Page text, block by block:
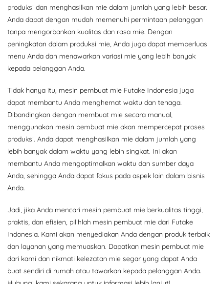
produksi dan menghasilkan mie dalam jumlah yang lebih besar.
Anda dapat dengan mudah memenuhi permintaan pelanggan
tanpa mengorbankan kualitas dan rasa mie. Dengan
peningkatan dalam produksi mie, Anda juga dapat memperluas
menu Anda dan menawarkan variasi mie yang lebih banyak
kepada pelanggan Anda.
Tidak hanya itu, mesin pembuat mie Futake Indonesia juga
dapat membantu Anda menghemat waktu dan tenaga.
Dibandingkan dengan membuat mie secara manual,
menggunakan mesin pembuat mie akan mempercepat proses
produksi. Anda dapat menghasilkan mie dalam jumlah yang
lebih banyak dalam waktu yang lebih singkat. Ini akan
membantu Anda mengoptimalkan waktu dan sumber daya
Anda, sehingga Anda dapat fokus pada aspek lain dalam bisnis
Anda.
Jadi, jika Anda mencari mesin pembuat mie berkualitas tinggi,
praktis, dan efisien, pilihlah mesin pembuat mie dari Futake
Indonesia. Kami akan menyediakan Anda dengan produk terbaik
dan layanan yang memuaskan. Dapatkan mesin pembuat mie
dari kami dan nikmati kelezatan mie segar yang dapat Anda
buat sendiri di rumah atau tawarkan kepada pelanggan Anda.